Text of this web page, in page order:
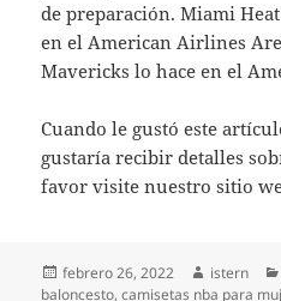
de preparación. Miami
en el American Airlines
Mavericks lo hace en el
Cuando le gustó este
gustaría recibir detalles
favor visite nuestro sitio
Publicado
el
febrero 26, 2022 Autor
istern
baloncesto,camisetas nba para